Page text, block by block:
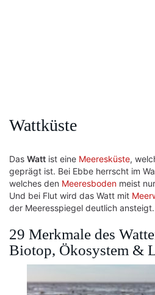
Wattküste
Das Watt ist eine Meeresküste,
geprägt ist. Bei Ebbe herrscht im
welches den Meeresboden meist
Und bei Flut wird das Watt mit
der Meeresspiegel deutlich ansteigt.
29 Merkmale des
Biotop, Ökosystem &